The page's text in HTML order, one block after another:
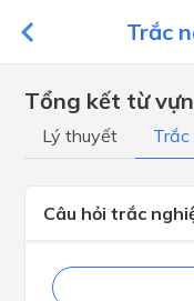
Trắc
Tổng kết từ
Lý thuyết Trắc
Câu hỏi trắc